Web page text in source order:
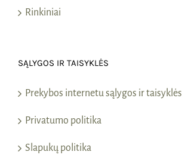
Rinkiniai
SĄLYGOS IR TAISYKLĖS
Prekybos internetu sąlygos ir taisyklės
Privatumo politika
Slapukų politika